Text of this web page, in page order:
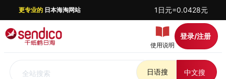
更专业的日本海淘网站 1日元=0.0428元
使用说明
登录/注册
全站搜索 日语搜 中文搜